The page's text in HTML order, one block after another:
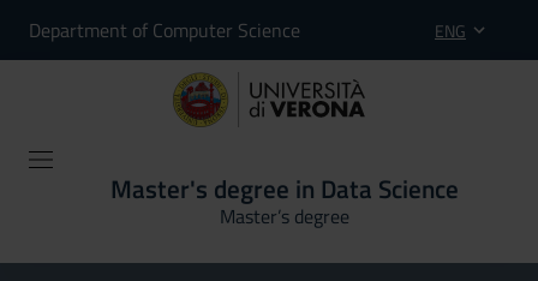
Department of Computer Science ENG
Master's degree in Data Science
Master’s degree